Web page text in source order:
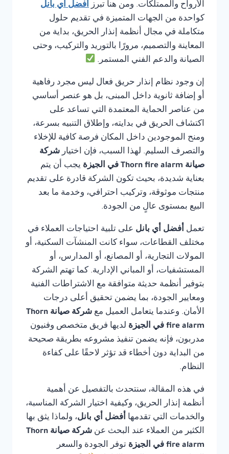
الأرواح والممتلكات. ومن هنا تبرز أفضل أي بانل
كواحدة من الجهات المتميزة في تقديم حلول
متكاملة في مجال أنظمة إنذار الحريق، بداية من
المعاينة والتصميم، مرورًا بالتوريد والتركيب، وحتى
الصيانة والدعم الفني المستمر.
إن وجود نظام إنذار حريق فعال ليس مجرد رفاهية
أو إضافة ثانوية داخل المبنى، بل هو عنصر أساسي
من عناصر الحماية المعتمدة التي تساعد على
اكتشاف الحريق في بدايته، وإطلاق التنبيه بسرعة،
ومنح الموجودين داخل المكان فرصة كافية للإخلاء
والتصرف السليم. لهذا السبب، فإن اختيار شركة
صيانة Thorn fire alarm في الجيزة
يجب أن يتم
بعناية شديدة، بحيث تكون الشركة قادرة على تقديم
منتجات موثوقة، وتركيب احترافي، وخدمة ما بعد
البيع بمستوى عالٍ من الجودة.
تعمل أفضل أي بانل على تلبية احتياجات العملاء في
مختلف القطاعات، سواء كانت المنشآت السكنية، أو
المولات التجارية، أو المصانع، أو المدارس، أو
المستشفيات، أو المباني الإدارية. كما تهتم الشركة
بتوفير أنظمة حديثة متوافقة مع الاشتراطات الفنية
ومعايير الجودة، بما يضمن تحقيق أعلى درجات
الأمان. وعندما يتعامل العميل مع
شركة صيانة Thorn
fire alarm في الجيزة
لديها فريق متخصص وفنيون
مدربون، فإنه يضمن تنفيذ مشروعه بطريقة صحيحة
من البداية دون أخطاء قد تؤثر لاحقًا على كفاءة
النظام.
في هذه المقالة، سنتحدث بالتفصيل عن أهمية
أنظمة إنذار الحريق، وكيفية اختيار الشركة المناسبة،
والخدمات التي تقدمها أفضل أي بانل، ولماذا يثق بها
الكثير من العملاء عند البحث عن
شركة صيانة Thorn
fire alarm في الجيزة
توفر الجودة والسعر